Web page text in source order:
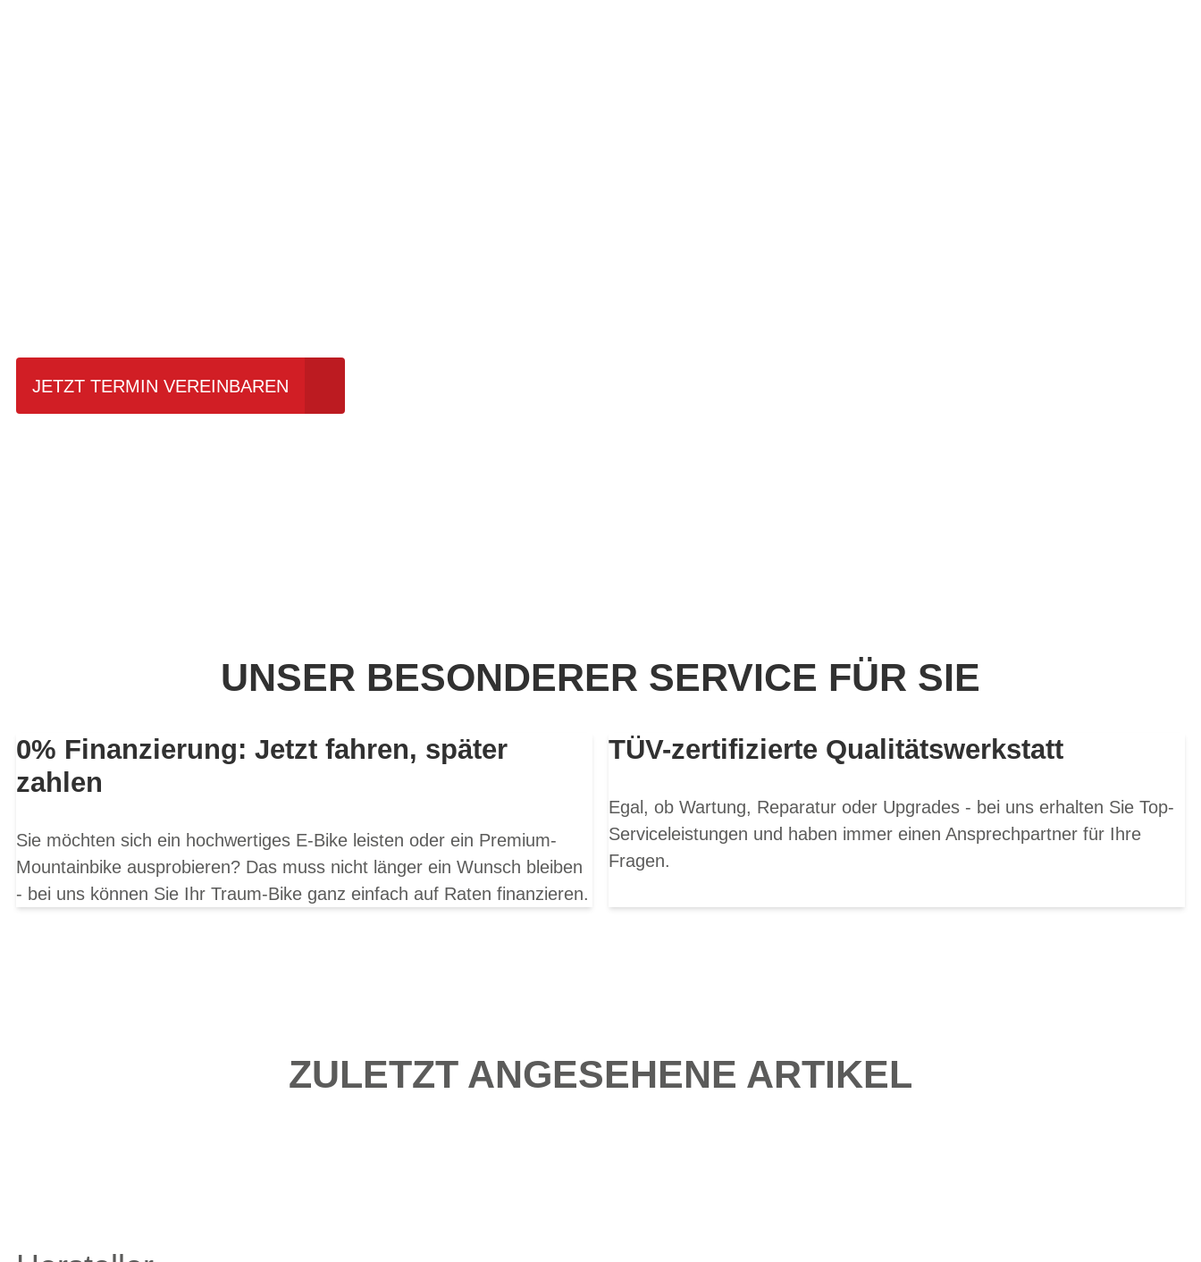
JETZT TERMIN VEREINBAREN
UNSER BESONDERER SERVICE FÜR SIE
0% Finanzierung: Jetzt fahren, später
zahlen
Sie möchten sich ein hochwertiges E-Bike leisten oder ein Premium-
Mountainbike ausprobieren? Das muss nicht länger ein Wunsch bleiben
- bei uns können Sie Ihr Traum-Bike ganz einfach auf Raten finanzieren.
TÜV-zertifizierte Qualitätswerkstatt
Egal, ob Wartung, Reparatur oder Upgrades - bei uns erhalten Sie Top-
Serviceleistungen und haben immer einen Ansprechpartner für Ihre
Fragen.
ZULETZT ANGESEHENE ARTIKEL